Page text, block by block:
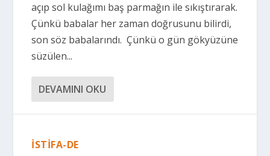
açıp sol kulağımı baş parmağın ile sıkıştırarak.
Çünkü babalar her zaman doğrusunu bilirdi,
son söz babalarındı. Çünkü o gün gökyüzüne
süzülen...
DEVAMINI OKU
İSTİFA-DE